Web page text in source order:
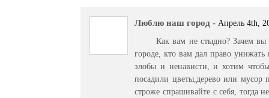
Люблю наш город - Апрель 4th,
Как вам не стыдно? Зачем вы
городе, кто вам дал право унижать
злобы и ненависти, и хотим
посадили цветы,дерево или мусор
строже спрашивайте с себя, тогда